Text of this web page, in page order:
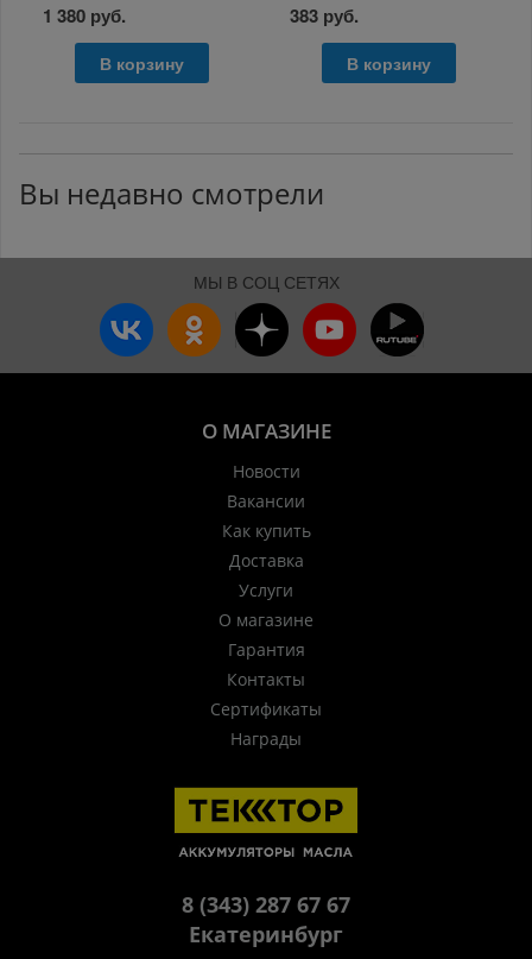
1 380 руб.
В корзину
383 руб.
В корзину
Вы недавно смотрели
МЫ В СОЦ СЕТЯХ
О МАГАЗИНЕ
Новости
Вакансии
Как купить
Доставка
Услуги
О магазине
Гарантия
Контакты
Сертификаты
Награды
8 (343) 287 67 67
Екатеринбург